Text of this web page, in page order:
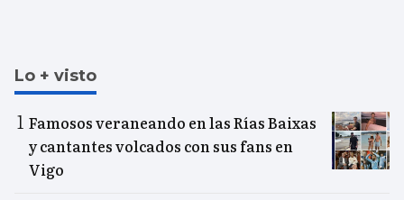
Lo + visto
Famosos veraneando en las Rías Baixas
y cantantes volcados con sus fans en
Vigo